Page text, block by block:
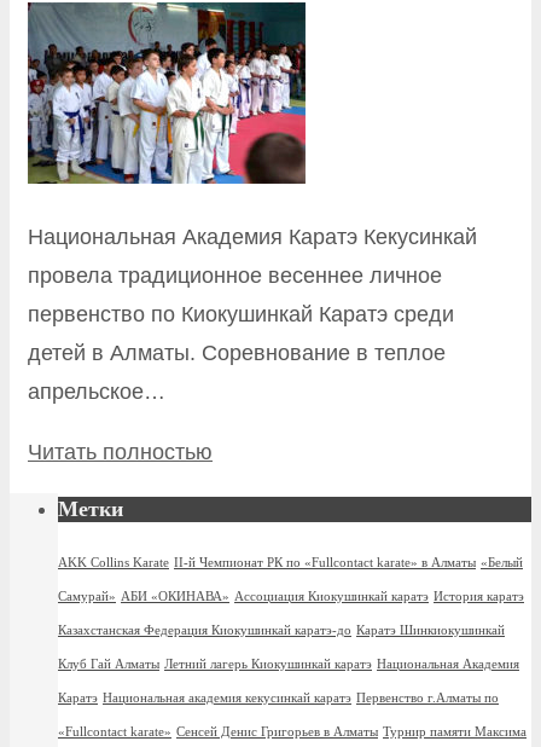
Национальная Академия Каратэ Кекусинкай
провела традиционное весеннее личное
первенство по Киокушинкай Каратэ среди
детей в Алматы. Соревнование в теплое
апрельское…
Читать полностью
Метки
AKK Collins Karate II-й Чемпионат РК по «Fullcontact karate» в Алматы «Белый
Самурай» АБИ «ОКИНАВА» Ассоциация Киокушинкай каратэ История каратэ
Казахстанская Федерация Киокушинкай каратэ-до Каратэ Шинкиокушинкай
Клуб Гай Алматы Летний лагерь Киокушинкай каратэ Национальная Академия
Каратэ Национальная академия кекусинкай каратэ Первенство г.Алматы по
«Fullcontact karate» Сенсей Денис Григорьев в Алматы Турнир памяти Максима